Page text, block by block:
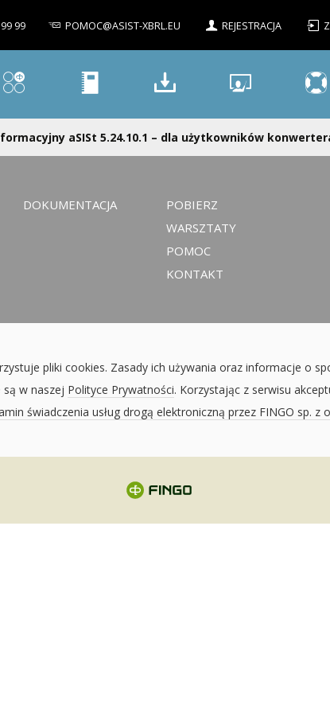
99 POMOC@ASIST-XBRL.EU REJESTRACJA
aSISt 5.24.10.1 – dla użytkowników
DOKUMENTACJA
POBIERZ
WARSZTATY
POMOC
KONTAKT
pliki cookies. Zasady ich używania oraz informacje o
w naszej Polityce Prywatności. Korzystając z serwisu
świadczenia usług drogą elektroniczną przez FINGO sp. z